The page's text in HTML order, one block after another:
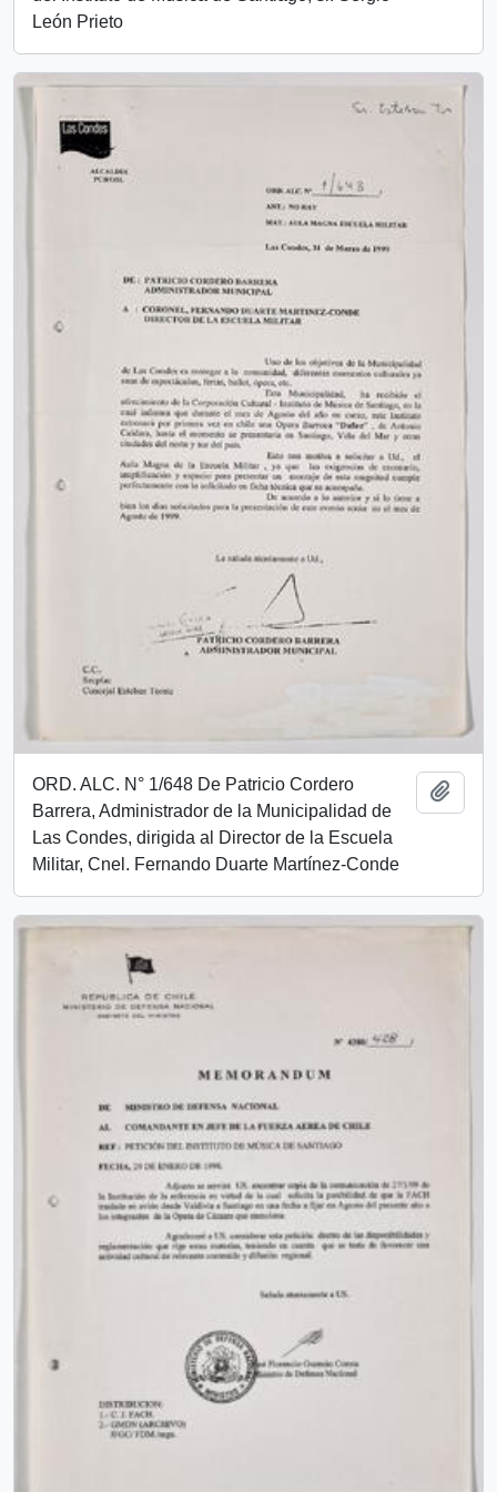
León Prieto
ORD. ALC. N° 1/648 De Patricio Cordero
Barrera, Administrador de la Municipalidad de
Las Condes, dirigida al Director de la Escuela
Militar, Cnel. Fernando Duarte Martínez-Conde